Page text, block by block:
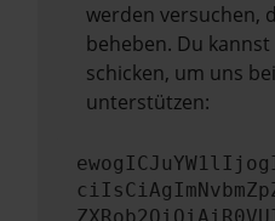
werden versuchen,
beheben. Du
schicken, um uns
unterstützen: